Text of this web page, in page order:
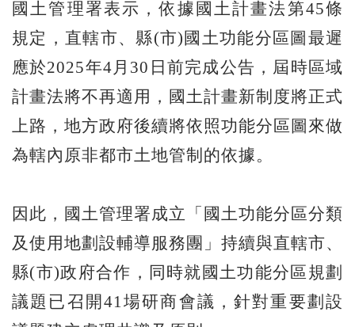
國土管理署表示，依據國土計畫法第45條
規定，直轄市、縣(市)國土功能分區圖最遲
應於2025年4月30日前完成公告，屆時區域
計畫法將不再適用，國土計畫新制度將正式
上路，地方政府後續將依照功能分區圖來做
為轄內原非都市土地管制的依據。
因此，國土管理署成立「國土功能分區分類
及使用地劃設輔導服務團」持續與直轄市、
縣(市)政府合作，同時就國土功能分區規劃
議題已召開41場研商會議，針對重要劃設